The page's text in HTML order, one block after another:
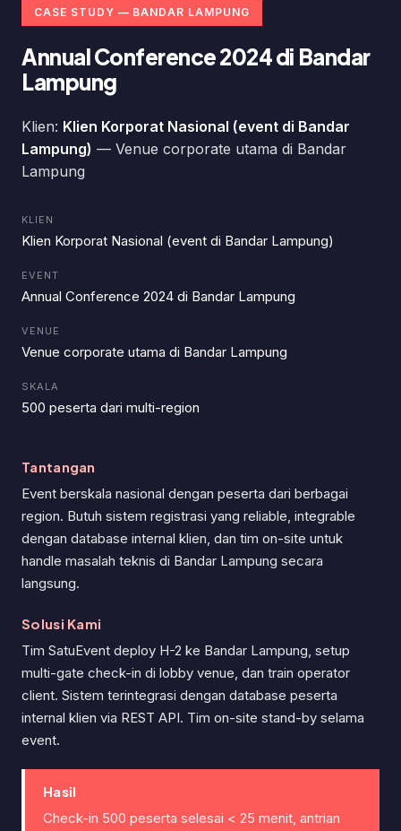
CASE STUDY — BANDAR LAMPUNG
Annual Conference 2024 di Bandar
Lampung
Klien: Klien Korporat Nasional (event di Bandar
Lampung) — Venue corporate utama di Bandar
Lampung
KLIEN
Klien Korporat Nasional (event di Bandar Lampung)
EVENT
Annual Conference 2024 di Bandar Lampung
VENUE
Venue corporate utama di Bandar Lampung
SKALA
500 peserta dari multi-region
Tantangan
Event berskala nasional dengan peserta dari berbagai
region. Butuh sistem registrasi yang reliable, integrable
dengan database internal klien, dan tim on-site untuk
handle masalah teknis di Bandar Lampung secara
langsung.
Solusi Kami
Tim SatuEvent deploy H-2 ke Bandar Lampung, setup
multi-gate check-in di lobby venue, dan train operator
client. Sistem terintegrasi dengan database peserta
internal klien via REST API. Tim on-site stand-by selama
event.
Hasil
Check-in 500 peserta selesai < 25 menit, antrian